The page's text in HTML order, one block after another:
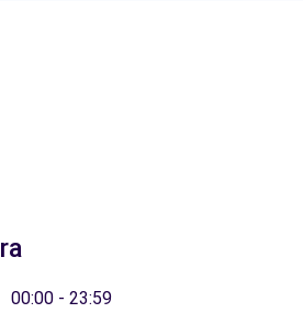
00:00 - 23:59